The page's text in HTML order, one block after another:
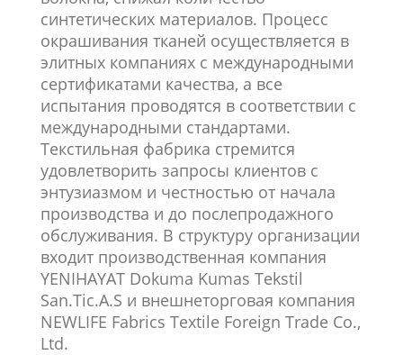
синтетических материалов. Процесс
окрашивания тканей осуществляется в
элитных компаниях с международными
сертификатами качества, а все
испытания проводятся в соответствии с
международными стандартами.
Текстильная фабрика стремится
удовлетворить запросы клиентов с
энтузиазмом и честностью от начала
производства и до послепродажного
обслуживания. В структуру организации
входит производственная компания
YENIHAYAT Dokuma Kumas Tekstil
San.Tic.A.S и внешнеторговая компания
NEWLIFE Fabrics Textile Foreign Trade Co.,
Ltd.